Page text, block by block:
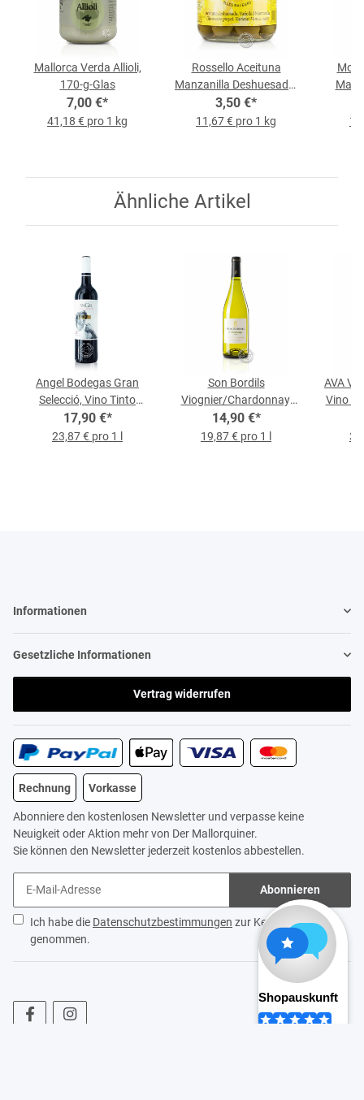
Mallorca Verda Allioli,
170-g-Glas
7,00 €*
41,18 € pro 1 kg
Rossello Aceituna
Manzanilla Deshuesada,
300-g-Glas
3,50 €*
11,67 € pro 1 kg
Ähnliche Artikel
Angel Bodegas Gran
Selecció, Vino Tinto
2018, 0,75-l-Flasche
17,90 €*
23,87 € pro 1 l
Son Bordils
Viognier/Chardonnay,
Vino Blanco 2021, 0,75-
l-Flasche
14,90 €*
19,87 € pro 1 l
AVA
Vino
Informationen
Gesetzliche Informationen
Vertrag widerrufen
Rechnung Vorkasse
Abonniere den kostenlosen Newsletter und verpasse keine
Neuigkeit oder Aktion mehr von Der Mallorquiner.
Sie können den Newsletter jederzeit kostenlos abbestellen.
Abonnieren
Ich habe die Datenschutzbestimmungen zur Kenntnis
genommen.